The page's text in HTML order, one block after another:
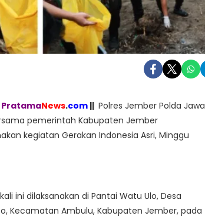
PratamaNews.com || Polres Jember Polda Jawa
pemerintah Kabupaten Jember
kegiatan Gerakan Indonesia Asri, Minggu
ini dilaksanakan di Pantai Watu Ulo, Desa
Kecamatan Ambulu, Kabupaten Jember, pada